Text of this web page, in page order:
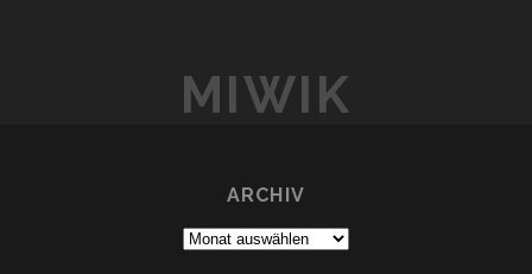
MIWIK
ARCHIV
Archiv